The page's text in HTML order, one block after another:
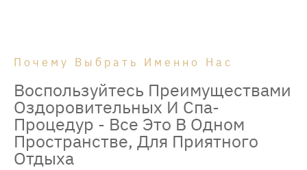
Почему Выбрать Именно Нас
Воспользуйтесь Преимуществами
Оздоровительных И Спа-
Процедур - Все Это В Одном
Пространстве, Для Приятного
Отдыха